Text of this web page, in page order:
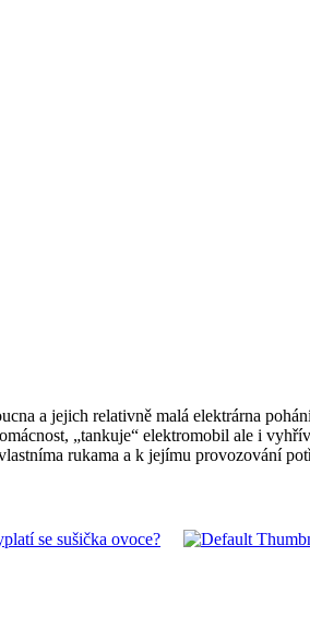
a jejich relativně malá elektrárna
„tankuje“ elektromobil ale i
rukama a k jejímu provozování
se sušička ovoce?